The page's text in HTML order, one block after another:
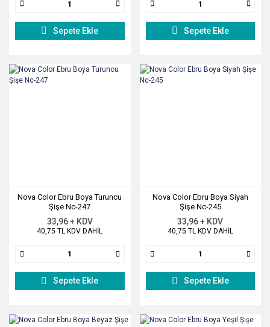
Sepete Ekle Sepete Ekle
Nova Color Ebru Boya Turuncu
Şişe Nc-247
33,96 + KDV
40,75 TL KDV DAHİL
Sepete Ekle
Nova Color Ebru Boya Siyah
Şişe Nc-245
33,96 + KDV
40,75 TL KDV DAHİL
Sepete Ekle